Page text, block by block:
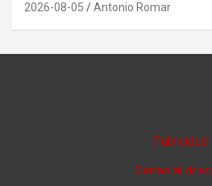
2026-08-05 Antonio Romar
Publicidad
Cartas al